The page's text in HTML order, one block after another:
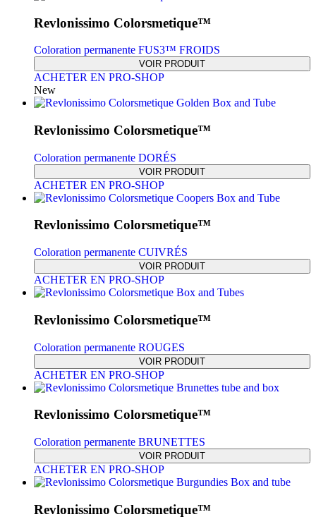
Revlonissimo Colorsmetique™
Coloration permanente FUS3™ FROIDS
VOIR PRODUIT
ACHETER EN PRO-SHOP
New
Revlonissimo Colorsmetique™
Coloration permanente DORÉS
VOIR PRODUIT
ACHETER EN PRO-SHOP
Revlonissimo Colorsmetique™
Coloration permanente CUIVRÉS
VOIR PRODUIT
ACHETER EN PRO-SHOP
Revlonissimo Colorsmetique™
Coloration permanente ROUGES
VOIR PRODUIT
ACHETER EN PRO-SHOP
Revlonissimo Colorsmetique™
Coloration permanente BRUNETTES
VOIR PRODUIT
ACHETER EN PRO-SHOP
Revlonissimo Colorsmetique™